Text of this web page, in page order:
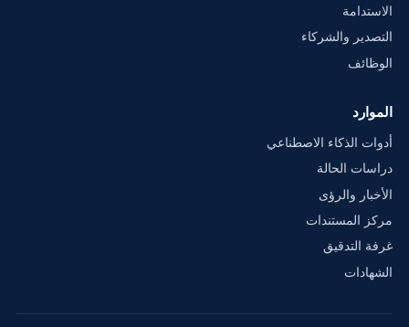
الاستدامة
التصدير والشركاء
الوظائف
الموارد
أدوات الذكاء الاصطناعي
دراسات الحالة
الأخبار والرؤى
مركز المستندات
غرفة التدقيق
الشهادات